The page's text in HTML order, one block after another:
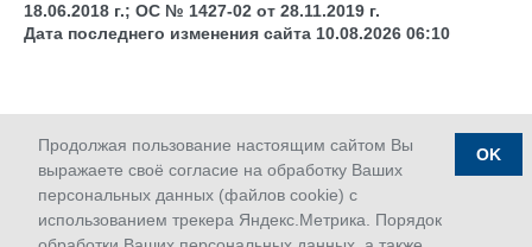
Продолжая пользование настоящим сайтом Вы
выражаете своё согласие на обработку Ваших
персональных данных (файлов cookie) с
использованием трекера Яндекс.Метрика. Порядок
OK
18.06.2018 г.; ОС № 1427-02 от 28.11.2019 г.
Дата последнего изменения сайта 10.08.2026 06:10